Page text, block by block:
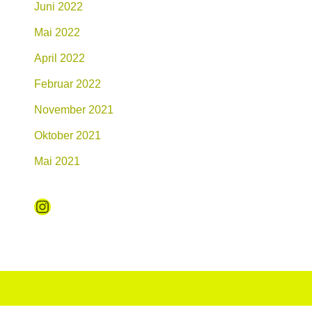
Juni 2022
Mai 2022
April 2022
Februar 2022
November 2021
Oktober 2021
Mai 2021